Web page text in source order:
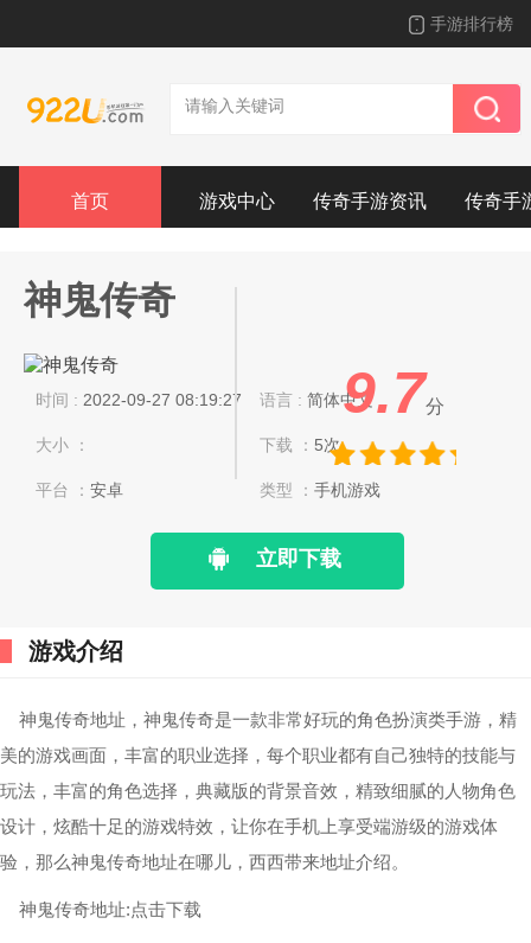
手游排行榜
首页 游戏中心 传奇手游资讯 传奇手
神鬼传奇
时间 : 2022-09-27 08:19:27 语言 :简体中文
大小 ： 下载 ： 5次
平台 ： 安卓 类型 ：手机游戏
立即下载
9.7分
游戏介绍
神鬼传奇地址，神鬼传奇是一款非常好玩的角色扮演类手游，精
美的游戏画面，丰富的职业选择，每个职业都有自己独特的技能与
玩法，丰富的角色选择，典藏版的背景音效，精致细腻的人物角色
设计，炫酷十足的游戏特效，让你在手机上享受端游级的游戏体
验，那么神鬼传奇地址在哪儿，西西带来地址介绍。
神鬼传奇地址:点击下载